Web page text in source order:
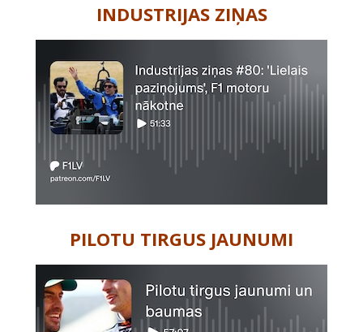
INDUSTRIJAS ZIŅAS
PILOTU TIRGUS JAUNUMI